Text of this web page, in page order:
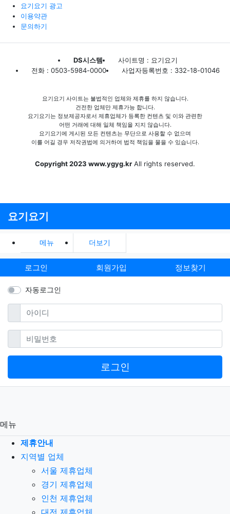
요기요기 광고
이용약관
문의하기
DS시스템
사이트명 : 요기요기
전화 : 0503-5984-0000
사업자등록번호 : 332-18-01046
요기요기 사이트는 불법적인 업체와 제휴를 하지 않습니다.
건전한 업체만 제휴가능 합니다.
요기요기는 정보제공자로서 제휴업체가 등록한 컨텐츠 및 이와 관련한
어떤 거래에 대해 일체 책임을 지지 않습니다.
요기요기에 게시된 모든 컨텐츠는 무단으로 사용할 수 없으며
이를 어길 경우 저작권법에 의거하여 법적 책임을 물을 수 있습니다.
Copyright 2023 www.ygyg.kr All rights reserved.
요기요기
메뉴 더보기
로그인 회원가입 정보찾기
자동로그인
아이디필수
비밀번호필수
로그인
메뉴
제휴안내
지역별 업체
서울 제휴업체
경기 제휴업체
인천 제휴업체
대전 제휴업체